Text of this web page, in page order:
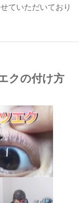
ていただいており
クの付け方